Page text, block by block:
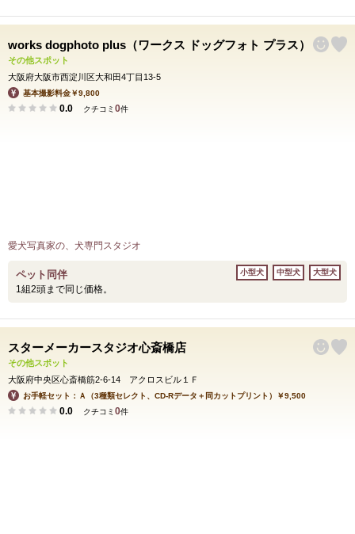
works dogphoto plus（ワークス ドッグフォト プラス）
その他スポット
大阪府大阪市西淀川区大和田4丁目13-5
基本撮影料金￥9,800
0.0 クチコミ 0件
愛犬写真家の、犬専門スタジオ
ペット同伴
1組2頭まで同じ価格。
小型犬 中型犬 大型犬
スターメーカースタジオ心斎橋店
その他スポット
大阪府中央区心斎橋筋2-6-14 アクロスビル１Ｆ
お手軽セット：Ａ（3種類セレクト、CD-Rデータ＋同カットプリント）￥9,500
0.0 クチコミ 0件